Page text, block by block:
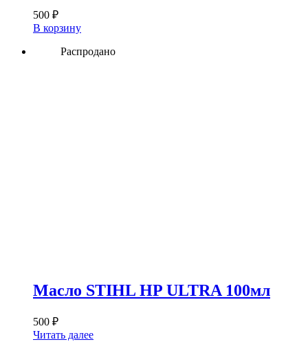
500 ₽
В корзину
Распродано
Масло STIHL HP ULTRA 100мл
500 ₽
Читать далее